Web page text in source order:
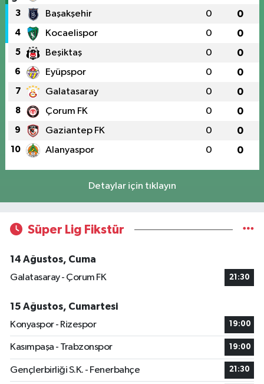
3 Başakşehir 0 0
4 Kocaelispor 0 0
5 Beşiktaş 0 0
6 Eyüpspor 0 0
7 Galatasaray 0 0
8 Çorum FK 0 0
9 Gaziantep FK 0 0
10 Alanyaspor 0 0
Detaylar için tıklayın
Süper Lig Fikstür
14 Ağustos, Cuma
Galatasaray - Çorum FK
21:30
15 Ağustos, Cumartesi
Konyaspor - Rizespor
19:00
Kasımpaşa - Trabzonspor 19:00
Gençlerbirliği S.K. - Fenerbahçe 21:30